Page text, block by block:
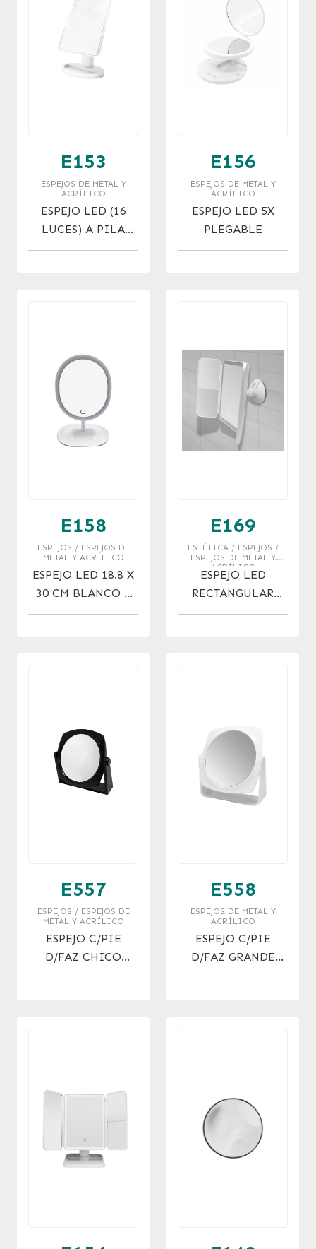
E153
ESPEJOS DE METAL Y
ACRÍLICO
ESPEJO LED (16
LUCES) A PILA
(BLANCO Y NEGRO)
E156
ESPEJOS DE METAL Y
ACRÍLICO
ESPEJO LED 5X
PLEGABLE
E158
ESPEJOS / ESPEJOS DE
METAL Y ACRÍLICO
ESPEJO LED 18.8 X
30 CM BLANCO Y
ROSA
E169
ESTÉTICA / ESPEJOS /
ESPEJOS DE METAL Y
ACRÍLICO
ESPEJO LED
RECTANGULAR
CON SOPAPA
E557
ESPEJOS / ESPEJOS DE
METAL Y ACRÍLICO
ESPEJO C/PIE
D/FAZ CHICO
(DIAM. 11 CM)
E558
ESPEJOS DE METAL Y
ACRÍLICO
ESPEJO C/PIE
D/FAZ GRANDE
(DIAM. 13 CM)